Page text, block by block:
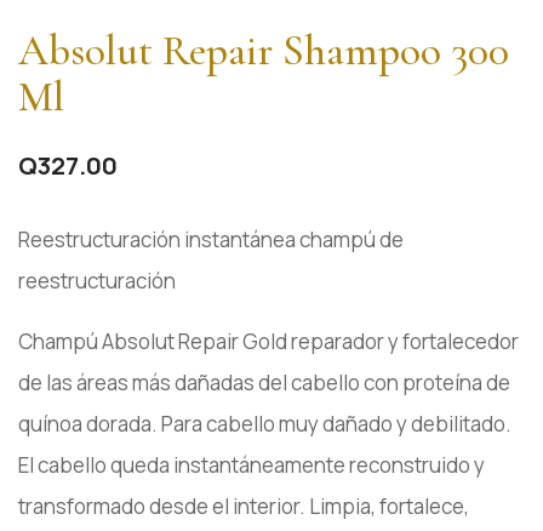
Absolut Repair Shampoo 300
Ml
Q327.00
Reestructuración instantánea champú de
reestructuración
Champú Absolut Repair Gold reparador y fortalecedor
de las áreas más dañadas del cabello con proteína de
quínoa dorada. Para cabello muy dañado y debilitado.
El cabello queda instantáneamente reconstruido y
transformado desde el interior. Limpia, fortalece,